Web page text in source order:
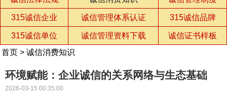
315诚信企业 诚信管理体系认证 315诚信品牌
315诚信单位 诚信管理资料下载
诚信证书样板
首页 > 诚信消费知识
环境赋能：企业诚信的关系网络与生态基础
2026-03-15 00:35:00